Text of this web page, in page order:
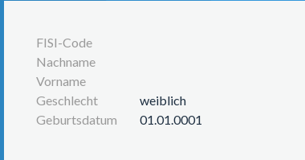
FISI-Code
Nachname
Vorname
Geschlecht
weiblich
Geburtsdatum
01.01.0001